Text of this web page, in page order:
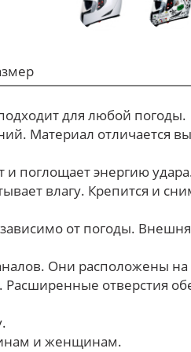
для любой погоды.
Материал отличается
и поглощает энергию
влагу. Крепится и
от погоды.
Они расположены
Расширенные отверстия
и женщинам.